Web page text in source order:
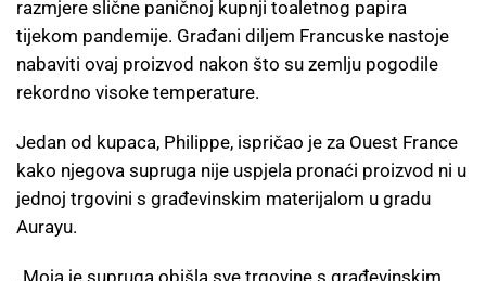
razmjere slične paničnoj kupnji toaletnog papira
tijekom pandemije. Građani diljem Francuske nastoje
nabaviti ovaj proizvod nakon što su zemlju pogodile
rekordno visoke temperature.
Jedan od kupaca, Philippe, ispričao je za Ouest France
kako njegova supruga nije uspjela pronaći proizvod ni u
jednoj trgovini s građevinskim materijalom u gradu
Aurayu.
„Moja je supruga obišla sve trgovine s građevinskim